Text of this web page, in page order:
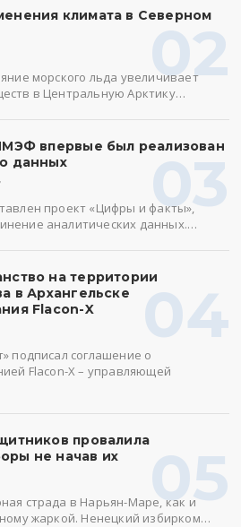
02
климата в Северном
морского льда увеличивает
в Центральную Арктику…
03
впервые был реализован
данных
проект «Цифры и факты»,
аналитических данных.…
04
на территории
в Архангельске
Flacon-X
подписал соглашение о
Flacon-X – управляющей
05
провалила
не начав их
страда в Нарьян-Маре, как и
жаркой. Ненецкий избирком…